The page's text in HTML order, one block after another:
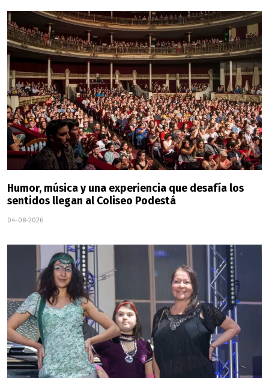
Humor, música y una experiencia que desafía los
sentidos llegan al Coliseo Podestá
04-08-2026